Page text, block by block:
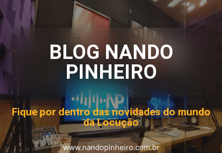
BLOG NANDO
PINHEIRO
Fique por dentro das novidades do mundo
da Locução
www.nandopinheiro.com.br